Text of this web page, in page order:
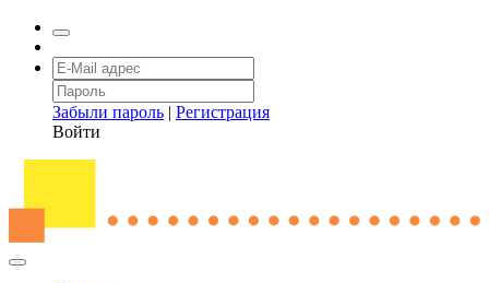
Забыли пароль | Регистрация
Войти